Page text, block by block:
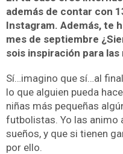
además de contar con
Instagram. Además, te
mes de septiembre
sois inspiración para las
Sí…imagino que sí…al
lo que alguien pueda
niñas más pequeñas
futbolistas. Yo las animo
sueños, y que si tienen
por ello.